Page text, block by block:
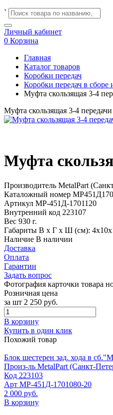
`
Личный кабинет
0 Корзина
Главная
Каталог товаров
Коробки передач
Коробки передач в сборе
Муфта скользящая 3-4
Муфта скользящая 3-4
Муфта
Производитель MetalPart
Каталожный номер
Артикул МР-451Д-1701120
Внутренний код 223107
Вес 930 г.
Габариты В х Г х Ш (см):
Наличие В наличии
Доставка
Оплата
Гарантии
Задать вопрос
Фотография карточки товара
Розничная цена
за шт 2 250 руб.
В корзину
Купить в один клик
Похожий товар
Блок шестерен зад. хода в
Произ-ль MetalPart (Санкт-
Код 223103
Арт МР-451Д-1701080-20
2 000 руб.
В корзину